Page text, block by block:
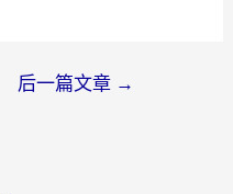
后一篇文章 →